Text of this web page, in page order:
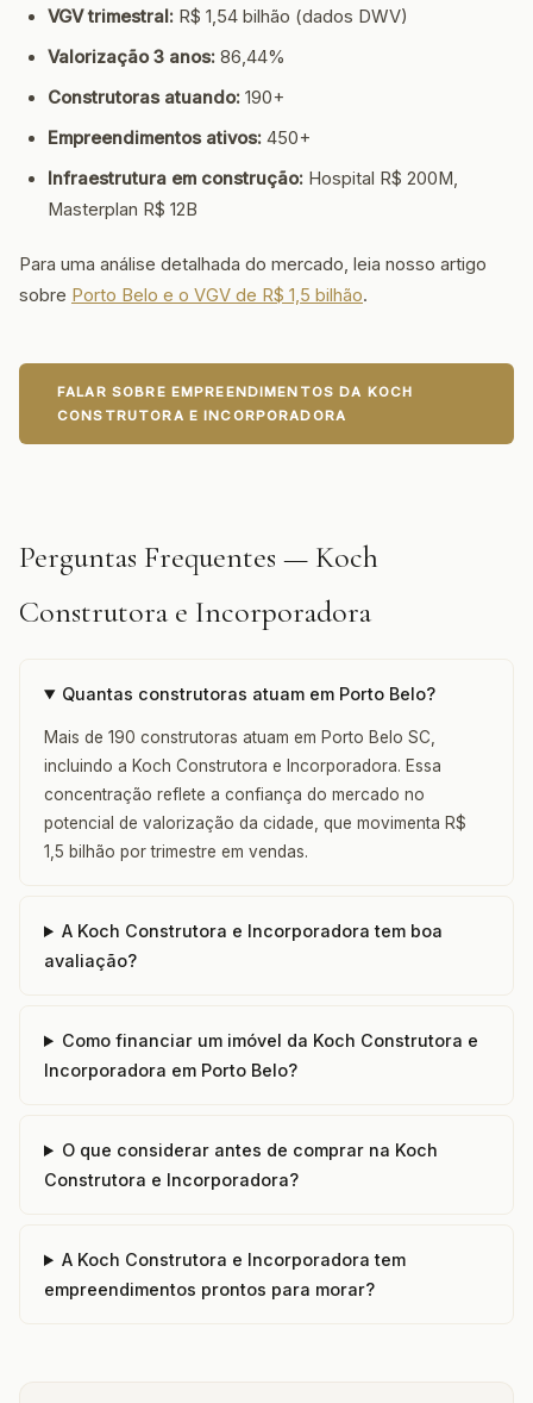
VGV trimestral: R$ 1,54 bilhão (dados DWV)
Valorização 3 anos: 86,44%
Construtoras atuando: 190+
Empreendimentos ativos: 450+
Infraestrutura em construção: Hospital R$ 200M,
Masterplan R$ 12B
Para uma análise detalhada do mercado, leia nosso artigo
sobre Porto Belo e o VGV de R$ 1,5 bilhão.
FALAR SOBRE EMPREENDIMENTOS DA KOCH
CONSTRUTORA E INCORPORADORA
Perguntas Frequentes — Koch
Construtora e Incorporadora
Quantas construtoras atuam em Porto Belo?
Mais de 190 construtoras atuam em Porto Belo SC,
incluindo a Koch Construtora e Incorporadora. Essa
concentração reflete a confiança do mercado no
potencial de valorização da cidade, que movimenta R$
1,5 bilhão por trimestre em vendas.
A Koch Construtora e Incorporadora tem boa
avaliação?
Como financiar um imóvel da Koch Construtora e
Incorporadora em Porto Belo?
O que considerar antes de comprar na Koch
Construtora e Incorporadora?
A Koch Construtora e Incorporadora tem
empreendimentos prontos para morar?